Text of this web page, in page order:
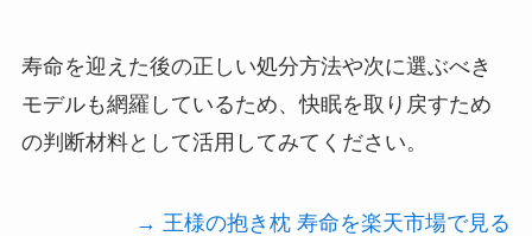
寿命を迎えた後の正しい処分方法や次に選ぶべき
モデルも網羅しているため、快眠を取り戻すため
の判断材料として活用してみてください。
→ 王様の抱き枕 寿命を楽天市場で見る